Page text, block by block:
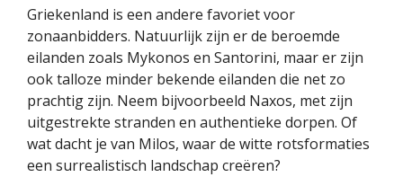
Griekenland is een andere favoriet voor
zonaanbidders. Natuurlijk zijn er de beroemde
eilanden zoals Mykonos en Santorini, maar er zijn
ook talloze minder bekende eilanden die net zo
prachtig zijn. Neem bijvoorbeeld Naxos, met zijn
uitgestrekte stranden en authentieke dorpen. Of
wat dacht je van Milos, waar de witte rotsformaties
een surrealistisch landschap creëren?